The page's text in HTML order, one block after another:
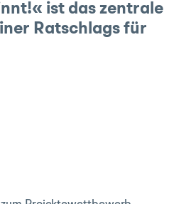
ist das zentrale
Ratschlags für